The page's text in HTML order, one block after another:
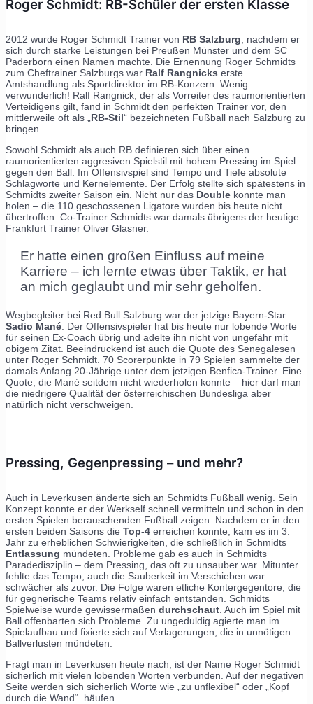
Roger Schmidt: RB-Schüler der ersten Klasse
2012 wurde Roger Schmidt Trainer von RB Salzburg, nachdem er
sich durch starke Leistungen bei Preußen Münster und dem SC
Paderborn einen Namen machte. Die Ernennung Roger Schmidts
zum Cheftrainer Salzburgs war Ralf Rangnicks erste
Amtshandlung als Sportdirektor im RB-Konzern. Wenig
verwunderlich! Ralf Rangnick, der als Vorreiter des raumorientierten
Verteidigens gilt, fand in Schmidt den perfekten Trainer vor, den
mittlerweile oft als „RB-Stil“ bezeichneten Fußball nach Salzburg zu
bringen.
Sowohl Schmidt als auch RB definieren sich über einen
raumorientierten aggresiven Spielstil mit hohem Pressing im Spiel
gegen den Ball. Im Offensivspiel sind Tempo und Tiefe absolute
Schlagworte und Kernelemente. Der Erfolg stellte sich spätestens in
Schmidts zweiter Saison ein. Nicht nur das Double konnte man
holen – die 110 geschossenen Ligatore wurden bis heute nicht
übertroffen. Co-Trainer Schmidts war damals übrigens der heutige
Frankfurt Trainer Oliver Glasner.
Er hatte einen großen Einfluss auf meine
Karriere – ich lernte etwas über Taktik, er hat
an mich geglaubt und mir sehr geholfen.
Wegbegleiter bei Red Bull Salzburg war der jetzige Bayern-Star
Sadio Mané. Der Offensivspieler hat bis heute nur lobende Worte
für seinen Ex-Coach übrig und adelte ihn nicht von ungefähr mit
obigem Zitat. Beeindruckend ist auch die Quote des Senegalesen
unter Roger Schmidt. 70 Scorerpunkte in 79 Spielen sammelte der
damals Anfang 20-Jährige unter dem jetzigen Benfica-Trainer. Eine
Quote, die Mané seitdem nicht wiederholen konnte – hier darf man
die niedrigere Qualität der österreichischen Bundesliga aber
natürlich nicht verschweigen.
Pressing, Gegenpressing – und mehr?
Auch in Leverkusen änderte sich an Schmidts Fußball wenig. Sein
Konzept konnte er der Werkself schnell vermitteln und schon in den
ersten Spielen berauschenden Fußball zeigen. Nachdem er in den
ersten beiden Saisons die Top-4 erreichen konnte, kam es im 3.
Jahr zu erheblichen Schwierigkeiten, die schließlich in Schmidts
Entlassung mündeten. Probleme gab es auch in Schmidts
Paradedisziplin – dem Pressing, das oft zu unsauber war. Mitunter
fehlte das Tempo, auch die Sauberkeit im Verschieben war
schwächer als zuvor. Die Folge waren etliche Kontergegentore, die
für gegnerische Teams relativ einfach entstanden. Schmidts
Spielweise wurde gewissermaßen durchschaut . Auch im Spiel mit
Ball offenbarten sich Probleme. Zu ungeduldig agierte man im
Spielaufbau und fixierte sich auf Verlagerungen, die in unnötigen
Ballverlusten mündeten.
Fragt man in Leverkusen heute nach, ist der Name Roger Schmidt
sicherlich mit vielen lobenden Worten verbunden. Auf der negativen
Seite werden sich sicherlich Worte wie „zu unflexibel“ oder „Kopf
durch die Wand“ häufen.